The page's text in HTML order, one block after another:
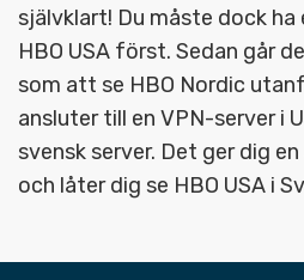
självklart! Du måste dock
HBO USA först. Sedan går
som att se HBO Nordic
ansluter till en VPN-server i
svensk server. Det ger dig
och låter dig se HBO USA i